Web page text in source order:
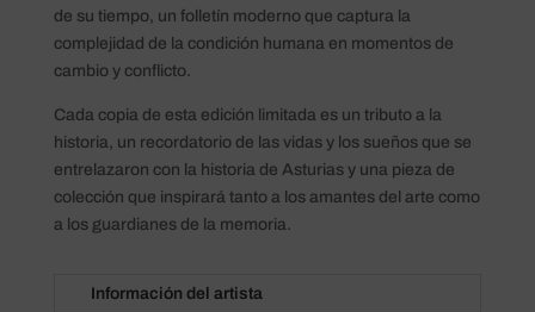
de su tiempo, un folletín moderno que captura la
complejidad de la condición humana en momentos de
cambio y conflicto​​​​.
Cada copia de esta edición limitada es un tributo a la
historia, un recordatorio de las vidas y los sueños que se
entrelazaron con la historia de Asturias y una pieza de
colección que inspirará tanto a los amantes del arte como
a los guardianes de la memoria.
Información del artista